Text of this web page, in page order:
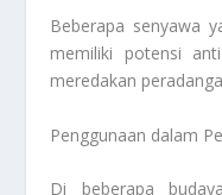
Beberapa senyawa
memiliki potensi
meredakan
Penggunaan dalam
Di beberapa